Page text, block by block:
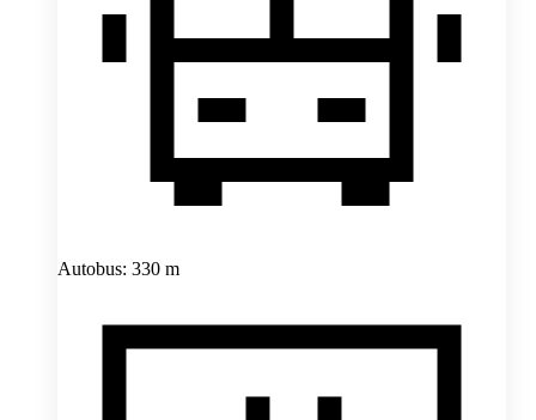
Autobus: 330 m